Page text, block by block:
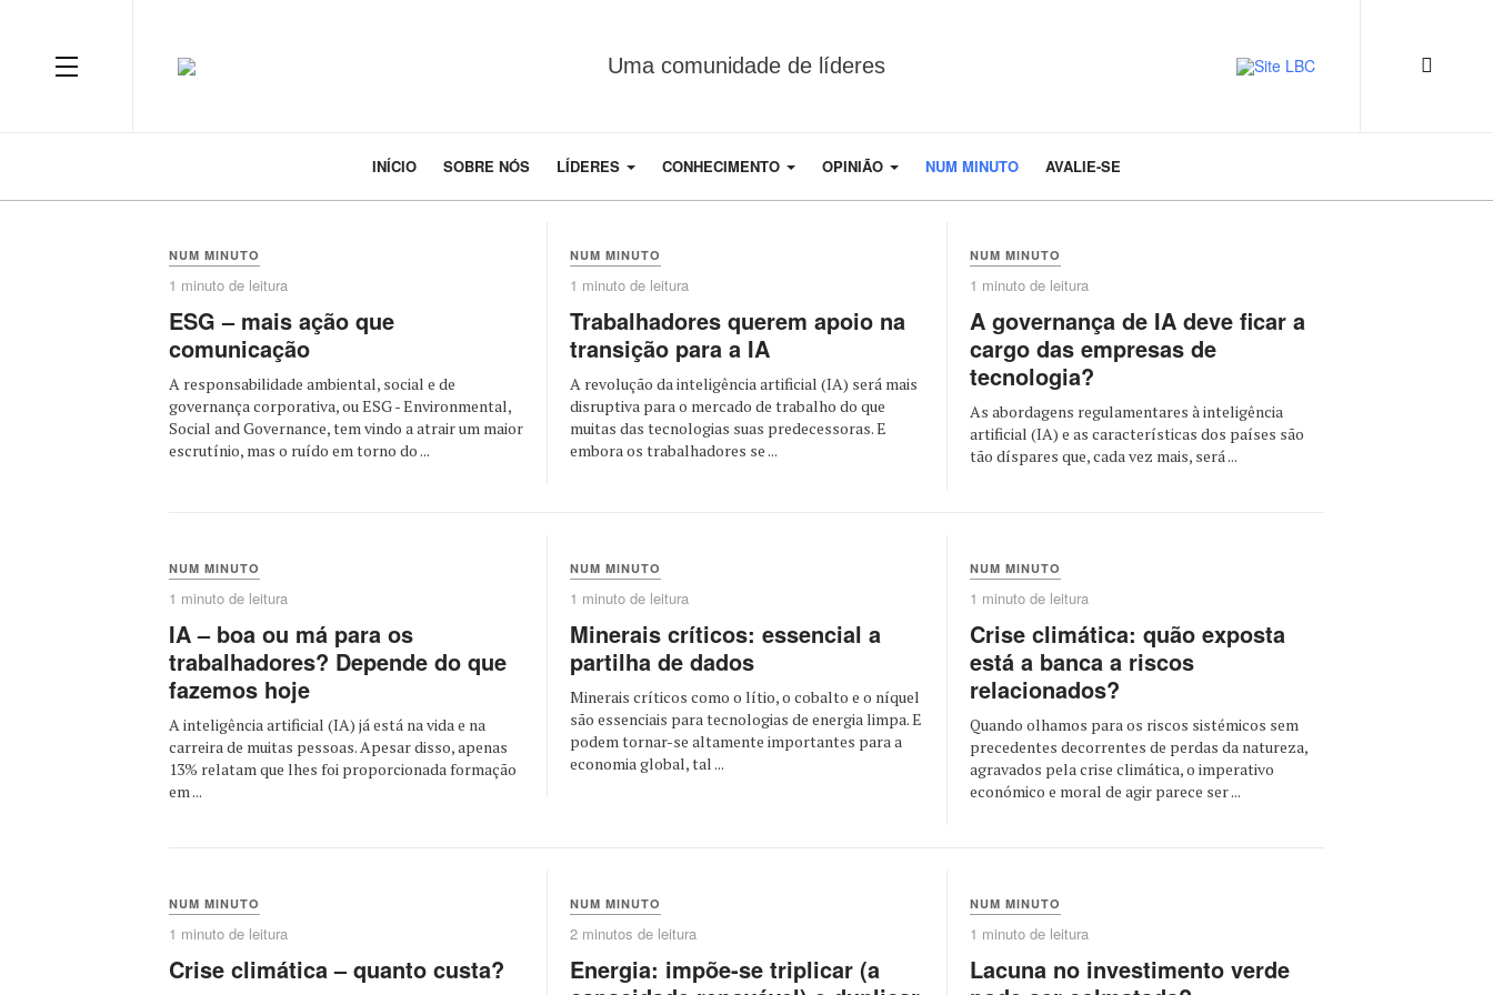
Uma comunidade de líderes
INÍCIO SOBRE NÓS LÍDERES CONHECIMENTO OPINIÃO NUM MINUTO AVALIE-SE
NUM MINUTO
1 minuto de leitura
ESG – mais ação que
comunicação
A responsabilidade ambiental, social e de
governança corporativa, ou ESG - Environmental,
Social and Governance, tem vindo a atrair um maior
escrutínio, mas o ruído em torno do ...
NUM MINUTO
1 minuto de leitura
Trabalhadores querem apoio na
transição para a IA
A revolução da inteligência artificial (IA) será mais
disruptiva para o mercado de trabalho do que
muitas das tecnologias suas predecessoras. E
embora os trabalhadores se ...
NUM MINUTO
1 minuto de leitura
A governança de IA deve ficar a
cargo das empresas de
tecnologia?
As abordagens regulamentares à inteligência
artificial (IA) e as características dos países são
tão díspares que, cada vez mais, será ...
NUM MINUTO
1 minuto de leitura
IA – boa ou má para os
trabalhadores? Depende do que
fazemos hoje
A inteligência artificial (IA) já está na vida e na
carreira de muitas pessoas. Apesar disso, apenas
13% relatam que lhes foi proporcionada formação
em ...
NUM MINUTO
1 minuto de leitura
Minerais críticos: essencial a
partilha de dados
Minerais críticos como o lítio, o cobalto e o níquel
são essenciais para tecnologias de energia limpa. E
podem tornar-se altamente importantes para a
economia global, tal ...
NUM MINUTO
1 minuto de leitura
Crise climática: quão exposta
está a banca a riscos
relacionados?
Quando olhamos para os riscos sistémicos sem
precedentes decorrentes de perdas da natureza,
agravados pela crise climática, o imperativo
económico e moral de agir parece ser ...
NUM MINUTO
1 minuto de leitura
Crise climática – quanto custa?
NUM MINUTO
2 minutos de leitura
Energia: impõe-se triplicar (a
NUM MINUTO
1 minuto de leitura
Lacuna no investimento verde